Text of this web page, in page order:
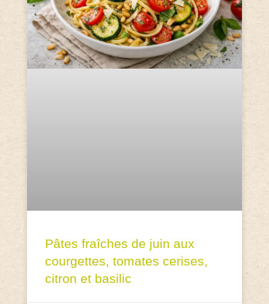
Pâtes fraîches de juin aux
courgettes, tomates cerises,
citron et basilic